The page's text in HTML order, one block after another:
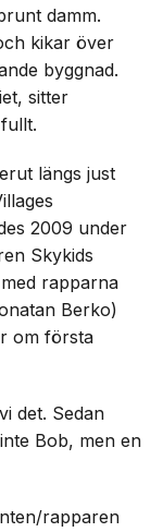
damm.
kikar över
byggnad.
sitter
längs just
2009 under
Skykids
rapparna
Berko)
om första
det. Sedan
Bob, men en
rapparen